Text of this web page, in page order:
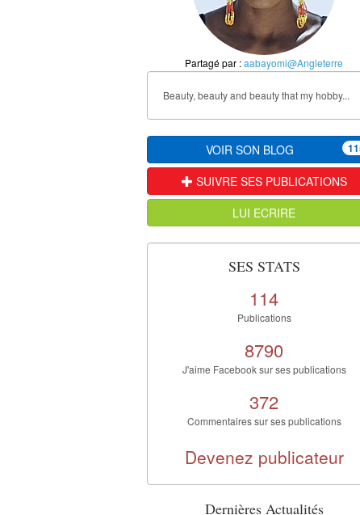
Partagé par :aabayomi@Angleterre
Beauty, beauty and beauty that my hobby...
VOIR SON BLOG
SUIVRE SES PUBLICATIONS
LUI ECRIRE
SES STATS
114
Publications
8790
J'aime Facebook sur ses publications
372
Commentaires sur ses publications
Devenez publicateur
Dernières Actualités